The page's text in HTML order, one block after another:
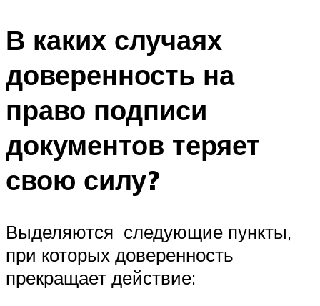
В каких случаях
доверенность на
право подписи
документов теряет
свою силу?
Выделяются следующие пункты,
при которых доверенность
прекращает действие: